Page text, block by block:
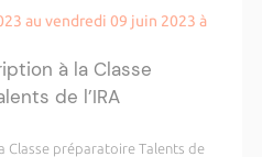
au vendredi 09 juin 2023 à
à la Classe
de l’IRA
Classe préparatoire Talents de